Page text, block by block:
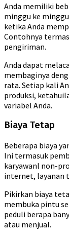
Anda memiliki
minggu ke
ketika Anda
Contohnya
pengiriman.
Anda dapat
membaginya
rata. Setiap kali
produksi,
variabel Anda.
Biaya Tetap
Beberapa biaya
Ini termasuk
karyawanl non-
internet, layanan
Pikirkan biaya
membuka pintu
peduli berapa
atau menjual.